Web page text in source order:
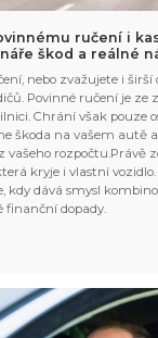
ručení i
škod a reálné
nebo zvažujete i
Povinné ručení je ze
Chrání však pouze
škoda na vašem autě
vašeho rozpočtu.Právě
kryje i vlastní
kdy dává smysl
finanční dopady.